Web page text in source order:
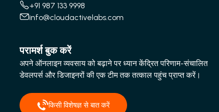
+91 987 133 9998
info@cloudactivelabs.com
परामर्श बुक करें
अपने ऑनलाइन व्यवसाय को बढ़ाने पर ध्यान केंद्रित परिणाम-संचालित
डेवलपर्स और डिजाइनरों की एक टीम तक तत्काल पहुंच प्राप्त करें।
किसी विशेषज्ञ से बात करें